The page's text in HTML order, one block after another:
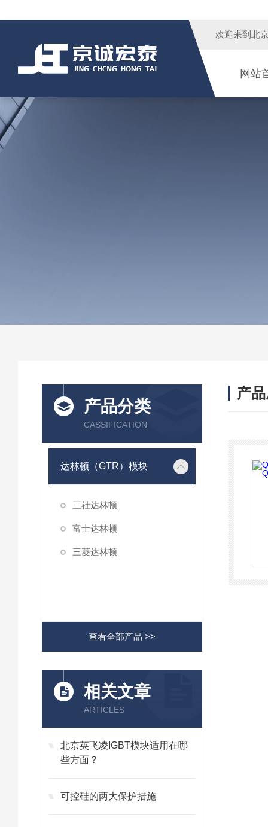
欢迎来到 北
网站
产品分类
CASSIFICATION
达林顿（GTR）模块
三社达林顿
富士达林顿
三菱达林顿
查看全部产品 >>
相关文章
ARTICLES
北京英飞凌IGBT模块适用在哪
些方面？
可控硅的两大保护措施
产